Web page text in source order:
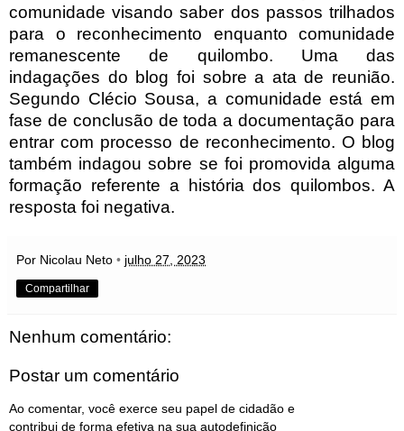
comunidade visando saber dos passos trilhados
para o reconhecimento enquanto comunidade
remanescente de quilombo. Uma das
indagações do blog foi sobre a ata de reunião.
Segundo Clécio Sousa, a comunidade está em
fase de conclusão de toda a documentação para
entrar com processo de reconhecimento. O blog
também indagou sobre se foi promovida alguma
formação referente a história dos quilombos. A
resposta foi negativa.
Por Nicolau Neto • julho 27, 2023
Compartilhar
Nenhum comentário:
Postar um comentário
Ao comentar, você exerce seu papel de cidadão e
contribui de forma efetiva na sua autodefinição